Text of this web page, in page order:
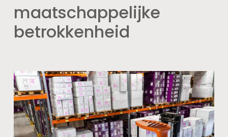
maatschappelijke
betrokkenheid